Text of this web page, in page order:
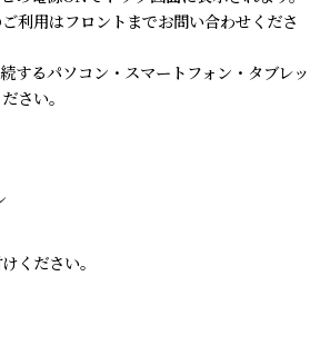
利用はフロントまでお問い合わせくださ
するパソコン・スマートフォン・タブレッ
さい。
ください。